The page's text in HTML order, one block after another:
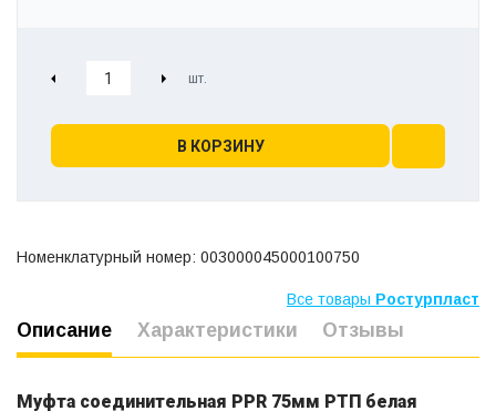
В КОРЗИНУ
Номенклатурный номер: 003000045000100750
Все товары Ростурпласт
Описание Характеристики Отзывы
Муфта соединительная PPR 75мм РТП белая